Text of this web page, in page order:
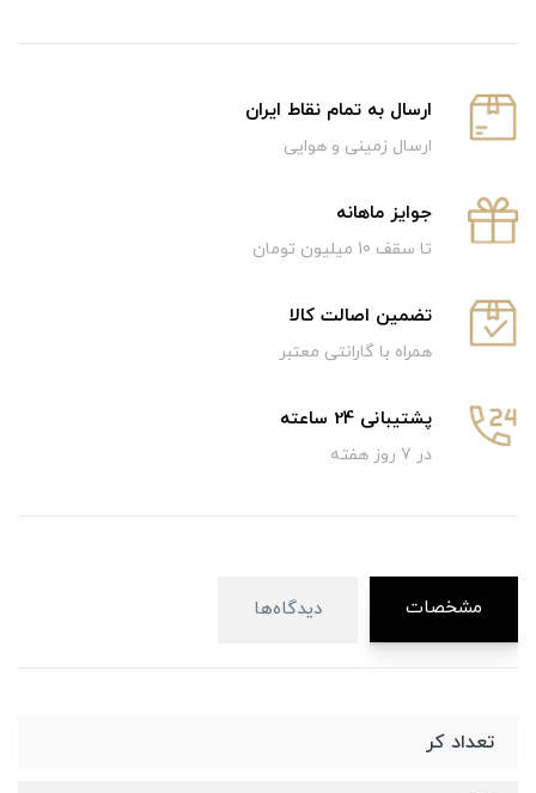
ارسال به تمام نقاط ایران
ارسال زمینی و هوایی
جوایز ماهانه
تا سقف 10 میلیون تومان
تضمین اصالت کالا
همراه با گارانتی معتبر
پشتیبانی 24 ساعته
در 7 روز هفته
مشخصات دیدگاه‌ها
تعداد کر